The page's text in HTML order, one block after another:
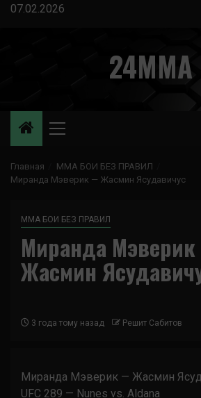
Перейти
07.02.2026
24MMA
Основное
Главная
ММА БОИ БЕЗ ПРАВИЛ
Миранда Мэверик — Жасмин Ясудавичус
ММА БОИ БЕЗ ПРАВИЛ
Миранда
Жасмин
3 года тому назад Решит Сабитов
Миранда Мэверик — Жасмин
UFC 289 — Nunes vs. Aldana